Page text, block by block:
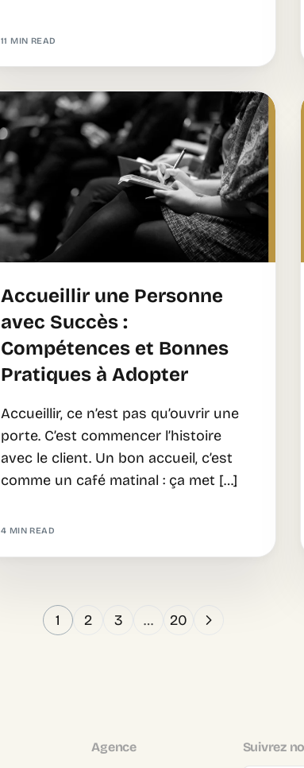
11 MIN READ
Accueillir une Personne
avec Succès :
Compétences et Bonnes
Pratiques à Adopter
Accueillir, ce n’est pas qu’ouvrir une
porte. C’est commencer l’histoire
avec le client. Un bon accueil, c’est
comme un café matinal : ça met […]
4 MIN READ
1 2 3 … 20
Agence
Suivrez